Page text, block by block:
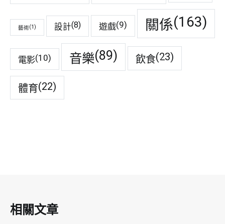
藝術(1) 設計(8) 遊戲(9) 關係(163)
電影(10) 音樂(89) 飲食(23)
體育(22)
相關文章